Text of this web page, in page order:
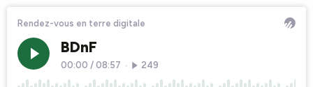
Rendez-vous en terre digitale
BDnF
00:00 / 08:57 249